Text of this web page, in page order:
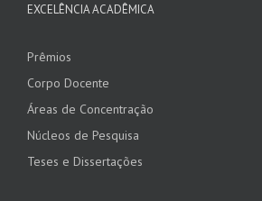
EXCELÊNCIA ACADÊMICA
Prêmios
Corpo Docente
Áreas de Concentração
Núcleos de Pesquisa
Teses e Dissertações